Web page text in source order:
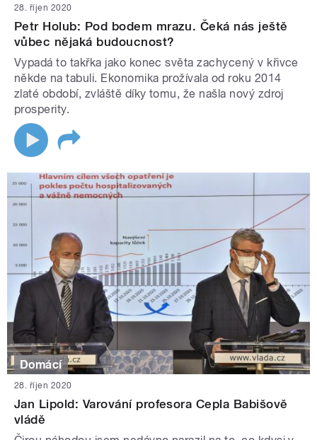
28. říjen 2020
Petr Holub: Pod bodem mrazu. Čeká nás ještě
vůbec nějaká budoucnost?
Vypadá to takřka jako konec světa zachycený v křivce
někde na tabuli. Ekonomika prožívala od roku 2014
zlaté období, zvláště díky tomu, že našla nový zdroj
prosperity.
Domácí
28. říjen 2020
Jan Lipold: Varování profesora Cepla Babišově
vládě